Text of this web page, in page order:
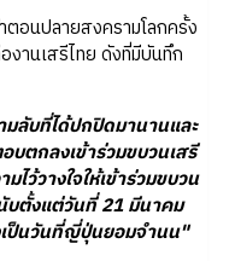
อนปลายสงครามโลกครั้ง
งานเสรีไทย ดังที่มีบันทึก
ลับที่ได้ปกปิดมานานและ
บตกลงเข้าร่วมขบวนเสรี
ว้วางใจให้เข้าร่วมขบวน
นับตั้งแต่วันที่ 21 มีนาคม
ป็นวันที่ญี่ปุ่นยอมจำนน"